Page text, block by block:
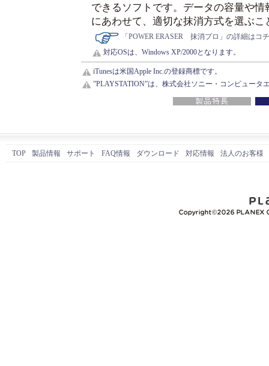
できるソフトです。データの容量や情
にあわせて、適切な抹消方式を選ぶこ
「POWER ERASER 抹消プロ」の詳細はコ
対応OSは、Windows XP/2000となります。
iTunesは米国Apple Inc.の登録商標です。
”PLAYSTATION”は、株式会社ソニー・コンピュータ
TOP 製品情報 サポート FAQ情報 ダウンロード 対応情報 法人のお客様